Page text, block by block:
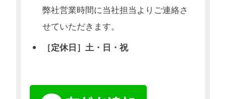
弊社営業時間に当社担当よりご連絡さ
せていただきます。
［定休日］土・日・祝